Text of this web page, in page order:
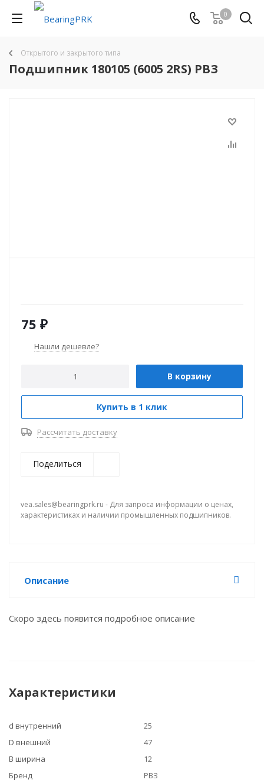
0
Открытого и закрытого типа
Подшипник 180105 (6005 2RS) РВЗ
75 ₽
Нашли дешевле?
В корзину
Купить в 1 клик
Рассчитать доставку
Поделиться
vea.sales@bearingprk.ru - Для запроса информации о ценах,
характеристиках и наличии промышленных подшипников.
Описание
Скоро здесь появится подробное описание
Характеристики
d внутренний
25
D внешний
47
B ширина
12
Бренд
РВЗ